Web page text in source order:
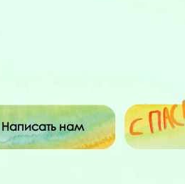
Написать нам